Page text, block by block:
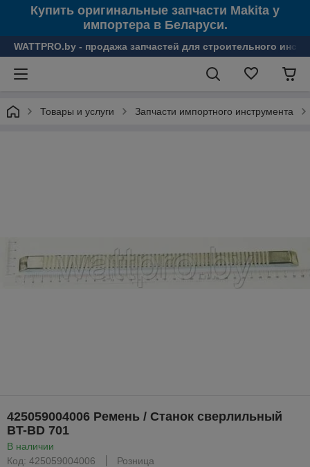
Купить оригинальные запчасти Makita у
импортера в Беларуси.
WATTPRO.by - продажа запчастей для строительного
Товары и услуги Запчасти импортного инструмента
425059004006 Ремень / Станок сверлильный
BT-BD 701
В наличии
Код: 425059004006
Розница